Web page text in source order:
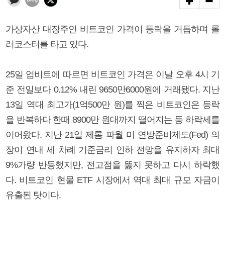
가상자산 대장주인 비트코인 가격이 등락을 거듭하며 롤
러코스터를 타고 있다.
25일 업비트에 따르면 비트코인 가격은 이날 오후 4시 기
준 전일보다 0.12% 내린 9650만6000원에 거래됐다. 지난
13일 역대 최고가(1억500만 원)를 찍은 비트코인은 등락
을 반복하다 한때 8900만 원대까지 떨어지는 등 하락세를
이어왔다. 지난 21일 제롬 파월 미 연방준비제도(Fed) 의
장이 연내 세 차례 기준금리 인하 전망을 유지하자 최대
9%가량 반등했지만, 전고점을 뚫지 못하고 다시 하락했
다. 비트코인 현물 ETF 시장에서 역대 최대 규모 자금이
유출된 탓이다.